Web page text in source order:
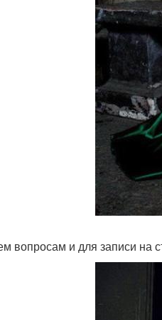
вопросам и для записи на